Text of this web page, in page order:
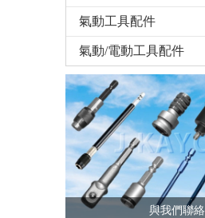
氣動工具配件
氣動/電動工具配件
與我們聯絡